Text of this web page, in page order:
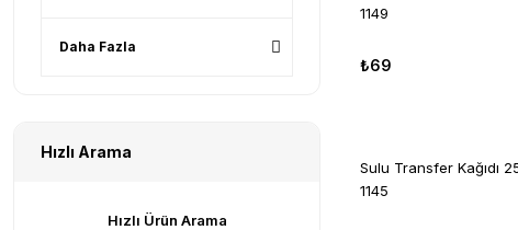
Daha Fazla
Hızlı Arama
Hızlı Ürün Arama
1149
₺69
Sulu Transfer Kağıdı
1145